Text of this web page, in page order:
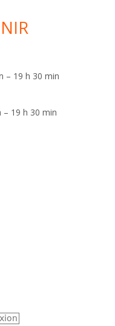
– 19 h 30 min
– 19 h 30 min